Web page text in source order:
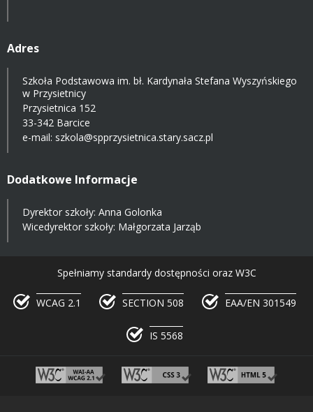
Adres
Szkoła Podstawowa im. bł. Kardynała Stefana Wyszyńskiego
w Przysietnicy
Przysietnica 152
33-342 Barcice
e-mail: szkola@spprzysietnica.stary.sacz.pl
Dodatkowe Informacje
Dyrektor szkoły: Anna Golonka
Wicedyrektor szkoły: Małgorzata Jarząb
Spełniamy standardy dostępności oraz W3C
WCAG 2.1 SECTION 508 EAA/EN 301549
IS 5568